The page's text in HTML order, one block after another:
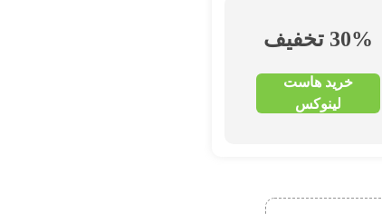
30% تخفیف
خرید هاست
لینوکس